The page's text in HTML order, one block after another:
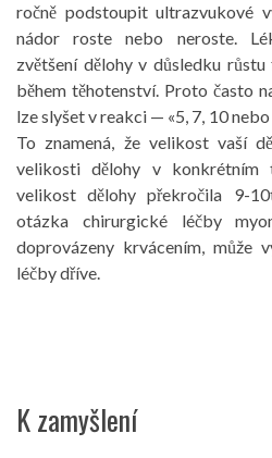
ročně podstoupit ultrazvukové
nádor roste nebo neroste.
zvětšení dělohy v důsledku
během těhotenství. Proto často
lze slyšet v reakci — «5, 7, 10
To znamená, že velikost vaší
velikosti dělohy v konkrétním
velikost dělohy překročila 9-
otázka chirurgické léčby
doprovázeny krvácením, může
léčby dříve.
K zamyšlení